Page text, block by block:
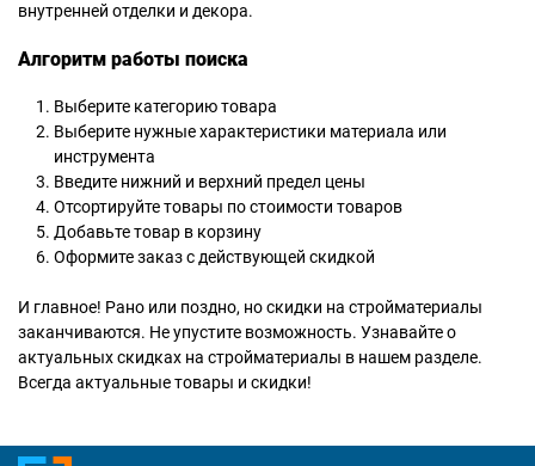
внутренней отделки и декора.
Алгоритм работы поиска
Выберите категорию товара
Выберите нужные характеристики материала или
инструмента
Введите нижний и верхний предел цены
Отсортируйте товары по стоимости товаров
Добавьте товар в корзину
Оформите заказ с действующей скидкой
И главное! Рано или поздно, но скидки на стройматериалы
заканчиваются. Не упустите возможность. Узнавайте о
актуальных скидках на стройматериалы в нашем разделе.
Всегда актуальные товары и скидки!